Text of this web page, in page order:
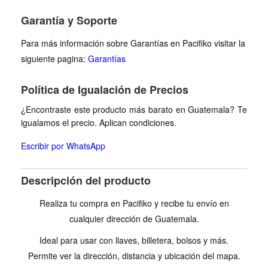
Garantía y Soporte
Para más información sobre Garantías en Pacifiko visitar la
siguiente pagina: Garantías
Política de Igualación de Precios
¿Encontraste este producto más barato en Guatemala? Te
igualamos el precio. Aplican condiciones.
Escribir por WhatsApp
Descripción del producto
Realiza tu compra en Pacifiko y recibe tu envío en
cualquier dirección de Guatemala.
Ideal para usar con llaves, billetera, bolsos y más.
Permite ver la dirección, distancia y ubicación del mapa.